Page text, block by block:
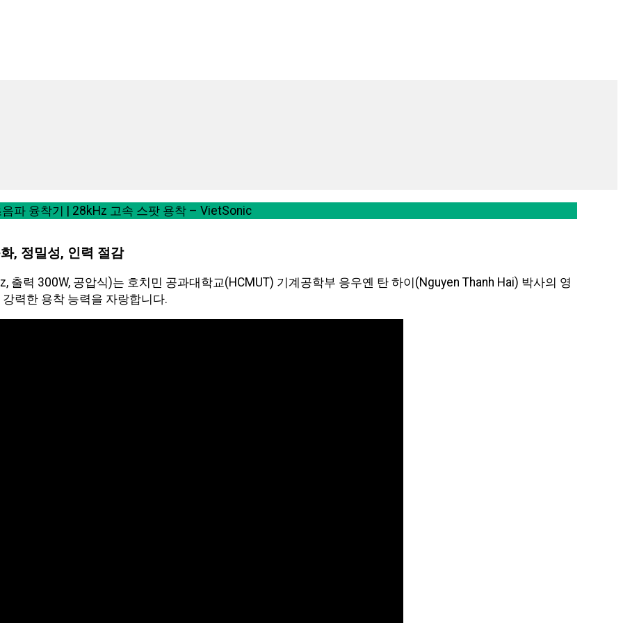
파 융착기 | 28kHz 고속 스팟 용착 – VietSonic
, 정밀성, 인력 절감
출력 300W, 공압식)는 호치민 공과대학교(HCMUT) 기계공학부 응우옌 탄 하이(Nguyen Thanh Hai) 박사의 영
력한 용착 능력을 자랑합니다.